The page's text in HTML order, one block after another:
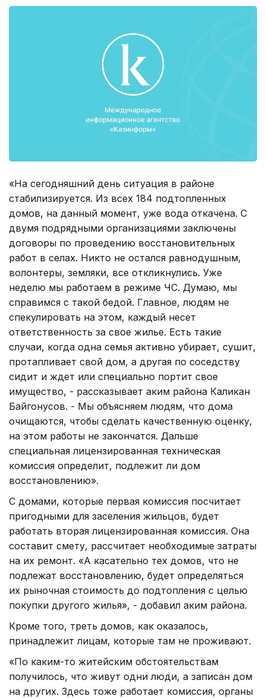
«На сегодняшний день ситуация в районе
стабилизируется. Из всех 184 подтопленных
домов, на данный момент, уже вода откачена. С
двумя подрядными организациями заключены
договоры по проведению восстановительных
работ в селах. Никто не остался равнодушным,
волонтеры, земляки, все откликнулись. Уже
неделю мы работаем в режиме ЧС. Думаю, мы
справимся с такой бедой. Главное, людям не
спекулировать на этом, каждый несет
ответственность за свое жилье. Есть такие
случаи, когда одна семья активно убирает, сушит,
протапливает свой дом, а другая по соседству
сидит и ждет или специально портит свое
имущество, - рассказывает аким района Каликан
Байгонусов. - Мы объясняем людям, что дома
очищаются, чтобы сделать качественную оценку,
на этом работы не закончатся. Дальше
специальная лицензированная техническая
комиссия определит, подлежит ли дом
восстановлению».
С домами, которые первая комиссия посчитает
пригодными для заселения жильцов, будет
работать вторая лицензированная комиссия. Она
составит смету, рассчитает необходимые затраты
на их ремонт. «А касательно тех домов, что не
подлежат восстановлению, будет определяться
их рыночная стоимость до подтопления с целью
покупки другого жилья», - добавил аким района.
Кроме того, треть домов, как оказалось,
принадлежит лицам, которые там не проживают.
«По каким-то житейским обстоятельствам
получилось, что живут одни люди, а записан дом
на других. Здесь тоже работает комиссия, органы